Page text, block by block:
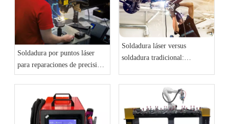
Soldadura por puntos láser
para reparaciones de precisión:
moldes y estuches de joyería
Soldadura láser versus
soldadura tradicional: